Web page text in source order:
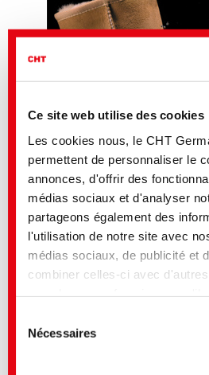
Ce site web utilise des cookies
Les cookies nous, le CHT
permettent de personnaliser le
annonces, d'offrir des
médias sociaux et d'analyser
partageons également des
l'utilisation de notre site avec
médias sociaux, de publicité et
combiner celles-ci avec
à nos cookies si vous
possible que des données
Nécessaires
First-class waterproofing without